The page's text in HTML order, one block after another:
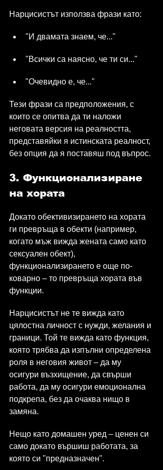
Нарцисистът използва фрази като:
"И двамата знаем, че..."
"Всички са наясно, че ти си..."
"Очевидно е, че..."
Тези фрази са предположения, с
които се опитва да ти наложи
неговата версия на реалността,
представяйки я истинската реалност,
без опция да я поставяш под въпрос.
3. Функционализиране
на хората
Докато обективизирането на хората
ги превръща в обекти (например,
когато мъж вижда жената само като
сексуален обект),
функционализирането е още по-
коварно – то превръща хората във
функции.
Нарцисистът не те вижда като
цялостна личност с нужди, желания и
граници. Той те вижда като функция,
която трябва да изпълни определена
роля в неговия живот – да му
осигури възхищение, да свърши
работа, да му осигури емоционална
подкрепа, без да очаква нищо в
замяна.
Нещо като домашен уред – ценен си
само докато вършиш работата, за
която си "предназначен".